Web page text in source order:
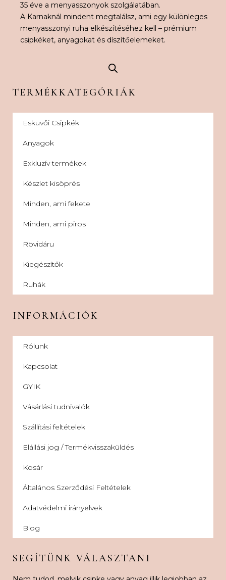
35 éve a menyasszonyok szolgálatában.
A Karnaknál mindent megtalálsz, ami egy különleges
menyasszonyi ruha elkészítéséhez kell – prémium
csipkéket, anyagokat és díszítőelemeket.
TERMÉKKATEGÓRIÁK
Esküvői Csipkék
Anyagok
Exkluzív termékek
Készlet kisöprés
Minden, ami fekete
Minden, ami piros
Rövidáru
Kiegészítők
Ruhák
INFORMÁCIÓK
Rólunk
Kapcsolat
GYIK
Vásárlási tudnivalók
Szállítási feltételek
Elállási jog / Termékvisszaküldés
Kosár
Általános Szerződési Feltételek
Adatvédelmi irányelvek
Blog
SEGÍTÜNK VÁLASZTANI